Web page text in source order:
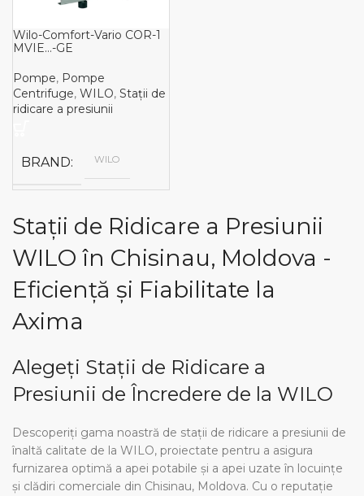
Wilo-Comfort-Vario COR-1
MVIE…-GE
Pompe, Pompe
Centrifuge, WILO, Stații de
ridicare a presiunii
BRAND WILO
Stații de Ridicare a Presiunii
WILO în Chisinau, Moldova -
Eficiență și Fiabilitate la
Axima
Alegeți Stații de Ridicare a
Presiunii de Încredere de la WILO
Descoperiți gama noastră de stații de ridicare a presiunii de
înaltă calitate de la WILO, proiectate pentru a asigura
furnizarea optimă a apei potabile și a apei uzate în locuințe
și clădiri comerciale din Chisinau, Moldova. Cu o reputație